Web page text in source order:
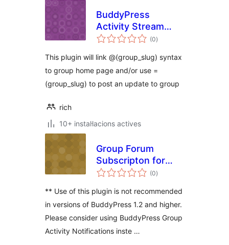
BuddyPress
Activity Stream
AtGroups
(0puntuacions
totals
)
This plugin will link @(group_slug) syntax
to group home page and/or use =
(group_slug) to post an update to group
rich
10+ instal·lacions actives
Group Forum
Subscripton for
BuddyPress (0puntuacions
totals
)
** Use of this plugin is not recommended
in versions of BuddyPress 1.2 and higher.
Please consider using BuddyPress Group
Activity Notifications inste …